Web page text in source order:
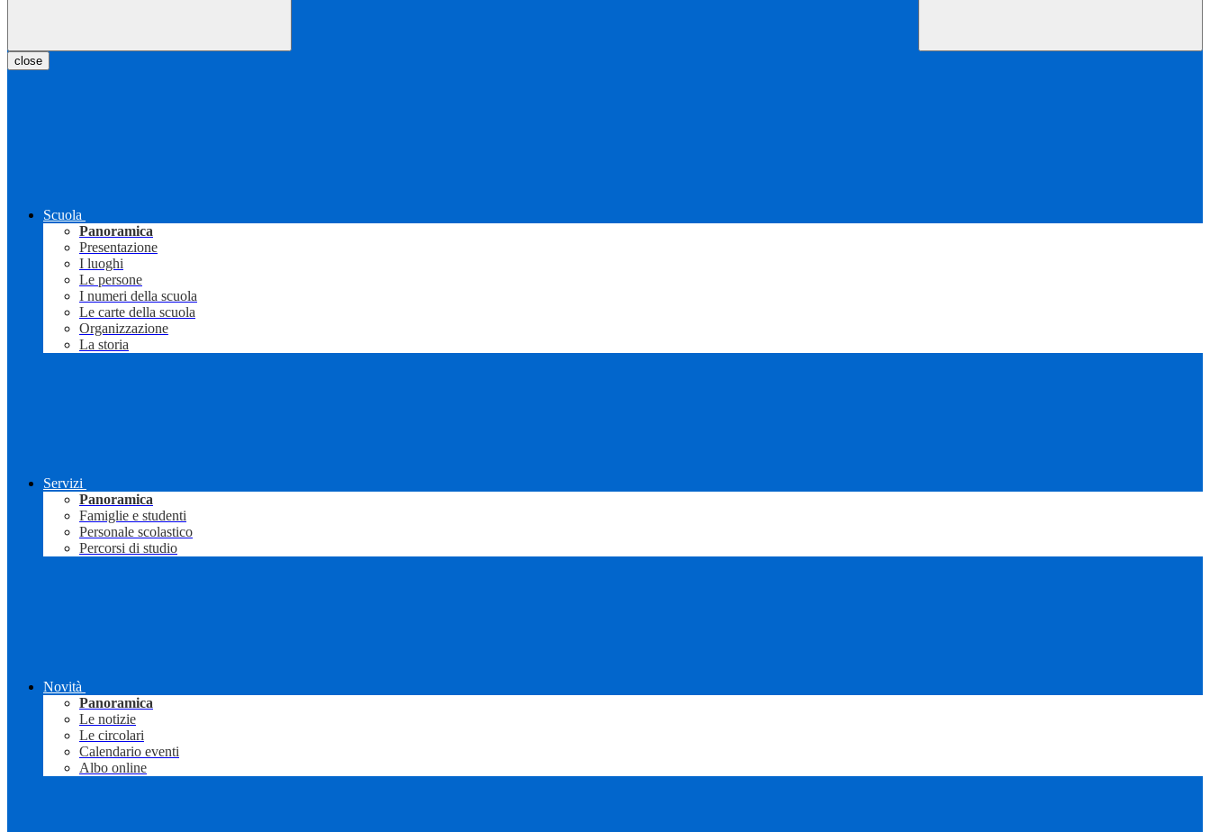
close
Scuola
Panoramica
Presentazione
I luoghi
Le persone
I numeri della scuola
Le carte della scuola
Organizzazione
La storia
Servizi
Panoramica
Famiglie e studenti
Personale scolastico
Percorsi di studio
Novità
Panoramica
Le notizie
Le circolari
Calendario eventi
Albo online